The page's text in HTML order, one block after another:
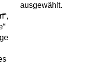
ausgewählt.